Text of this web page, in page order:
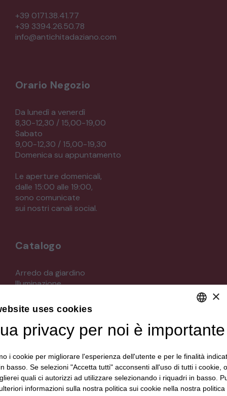
+39 0171.38.41.77
+39 3394.26.50.78
info@antichitadaziano.com
Orario Negozio
Da lunedì a venerdì
8,30-12,30 / 15,00-19,00
Sabato
9,00-12,30 / 15,00-19,30
Domenica su appuntamento
Le aperture domenicali,
dalle 15:00 alle 19:00,
sono comunicate
sui nostri canali social.
Catalogo
Arredo da giardino
Illuminazione
Mobili
Oggettistica
Orologeria
Quadri stampe
Strumenti musicali e accessori
Tappeti e tessuti
Veicoli d'epoca
DEFAULT LANGUAGE
ITALIAN
×
uses cookies
privacy per noi è importante
i cookie per migliorare l'esperienza dell'utente e per le finalità
basso. Se selezioni "Accetta tutti" acconsenti all'uso di tutti i cookie,
quali ci autorizzi ad utilizzare selezionando i riquadri in basso.
informazioni sulla nostra politica sui cookie nella nostra politica